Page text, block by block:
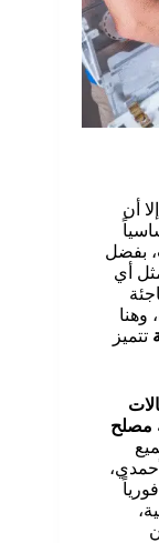
أن
بفضل
أي
وهنا
تتميز
مصلح